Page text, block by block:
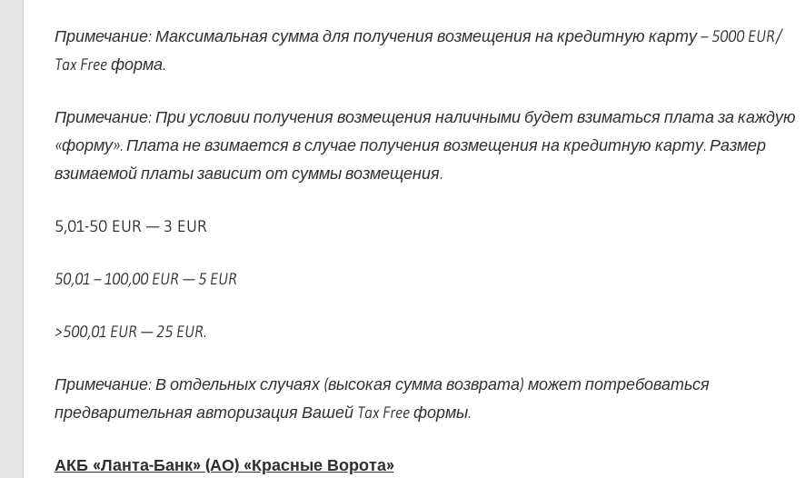
Примечание: Максимальная сумма для получения возмещения на кредитную карту – 5000 EUR/
Tax Free форма.
Примечание: При условии получения возмещения наличными будет взиматься плата за каждую
«форму». Плата не взимается в случае получения возмещения на кредитную карту. Размер
взимаемой платы зависит от суммы возмещения.
5,01-50 EUR — 3 EUR
50,01 – 100,00 EUR — 5 EUR
>500,01 EUR — 25 EUR.
Примечание: В отдельных случаях (высокая сумма возврата) может потребоваться
предварительная авторизация Вашей Tax Free формы.
АКБ «Ланта-Банк» (АО) «Красные Ворота»